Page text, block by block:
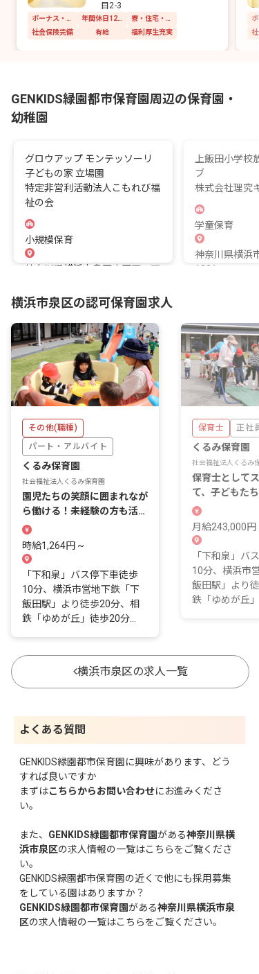
目2-3
社会保険完備
有給 福利厚生充実 社
GENKIDS緑園都市保育園周辺の保育園・
幼稚園
グロウアップ モンテッソーリ
子どもの家 立場園
特定非営利活動法人こもれび福
祉の会
小規模保育
神奈川県横浜市泉区中田西一丁
横浜立場
上飯田小学校
ブ
株式会社理究
学童保育
神奈川県横浜
1331
横浜市泉区の認可保育園求人
その他(職種)
パート・アルバイト
くるみ保育園
社会福祉法人くるみ保育園
園児たちの笑顔に囲まれなが
ら働ける！未経験の方も活躍
できる環境です
時給1,264円 ~
「下和泉」バス停下車徒歩
10分、横浜市営地下鉄「下
飯田駅」より徒歩20分、相
鉄「ゆめが丘」徒歩20分...
保育士 正社員
くるみ保育園
社会福祉法人くるみ
保育士として
て、子どもた
を見守りません
月給243,000円 ~
「下和泉」バ
10分、横浜市
飯田駅」より
鉄「ゆめが丘」
横浜市泉区の求人一覧
よくある質問
GENKIDS緑園都市保育園に興味があります、どう
すれば良いですか
まずはこちらからお問い合わせにお進みくださ
い。
また、 GENKIDS緑園都市保育園がある神奈川県横
浜市泉区の求人情報の一覧はこちらをご覧くださ
い。
GENKIDS緑園都市保育園の近くで他にも採用募集
をしている園はありますか？
GENKIDS緑園都市保育園がある神奈川県横浜市泉
区の求人情報の一覧はこちらをご覧ください。